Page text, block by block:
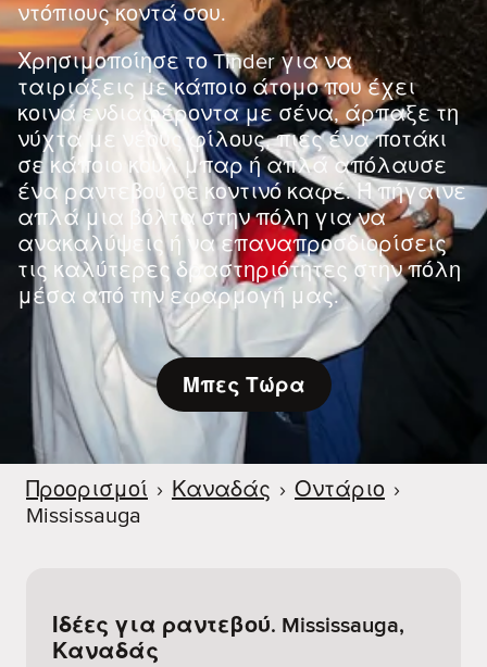
d
e
r
ντόπιους κοντά σου.
Χρησιμοποίησε το Tinder για να
ταιριάξεις με κάποιο άτομο που έχει
κοινά ενδιαφέροντα με σένα, άρπαξε τη
νύχτα με νέους φίλους, πιες ένα ποτάκι
σε κάποιο κουλ μπαρ ή απλά απόλαυσε
ένα ραντεβού σε κοντινό καφέ. Ή πήγαινε
απλά μια βόλτα στην πόλη για να
ανακαλύψεις ή να επαναπροσδιορίσεις
τις καλύτερες δραστηριότητες στην πόλη
μέσα από την εφαρμογή μας.
Μπες Τώρα
Προορισμοί › Καναδάς › Οντάριο ›
Mississauga
Ιδέες για ραντεβού. Mississauga,
Καναδάς